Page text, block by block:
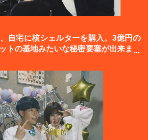
自宅に核シェルターを購入。3億円の
トの基地みたいな秘密要塞が出来まし